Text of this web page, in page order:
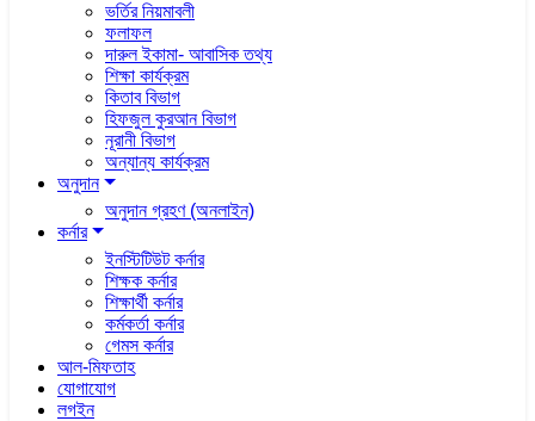
ভর্তির নিয়মাবলী
ফলাফল
দারুল ইকামা- আবাসিক তথ্য
শিক্ষা কার্যক্রম
কিতাব বিভাগ
হিফজুল কুরআন বিভাগ
নূরানী বিভাগ
অন্যান্য কার্যক্রম
অনুদান
অনুদান গ্রহণ (অনলাইন)
কর্নার
ইনস্টিটিউট কর্নার
শিক্ষক কর্নার
শিক্ষার্থী কর্নার
কর্মকর্তা কর্নার
গেমস কর্নার
আল-মিফতাহ
যোগাযোগ
লগইন